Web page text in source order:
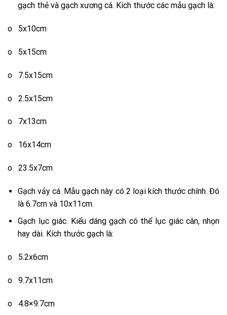
gạch thẻ và gạch xương cá. Kích thước các mẫu gạch là:
o 5x10cm
o 5x15cm
o 7.5x15cm
o 2.5x15cm
o 7x13cm
o 16x14cm
o 23.5x7cm
Gạch vảy cá. Mẫu gạch này có 2 loại kích thước chính. Đó
là 6.7cm và 10x11cm.
Gạch lục giác. Kiểu dáng gạch có thể lục giác cân, nhọn
hay dài. Kích thước gạch là:
o 5.2x6cm
o 9.7x11cm
o 4.8×9.7cm